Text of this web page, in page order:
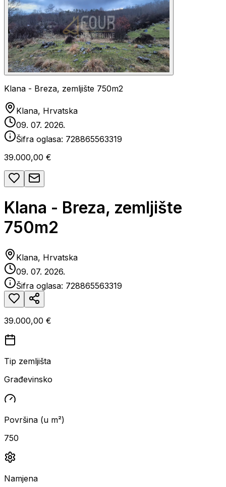
Klana - Breza, zemljište 750m2
Klana, Hrvatska
09. 07. 2026.
Šifra oglasa: 728865563319
39.000,00 €
Klana - Breza, zemljište
750m2
Klana, Hrvatska
09. 07. 2026.
Šifra oglasa: 728865563319
39.000,00 €
Tip zemljišta
Građevinsko
Površina (u m²)
750
Namjena